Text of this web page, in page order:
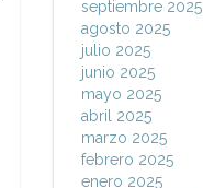
septiembre 2025
agosto 2025
julio 2025
junio 2025
mayo 2025
abril 2025
marzo 2025
febrero 2025
enero 2025